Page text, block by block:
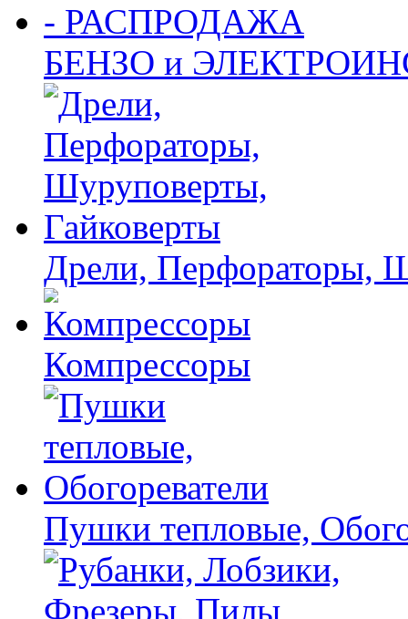
БЕНЗО и
Дрели, Перфораторы,
Компрессоры
Пушки тепловые,